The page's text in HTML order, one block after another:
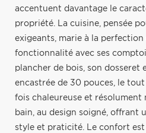
accentuent davantage le
propriété. La cuisine, pensée
exigeants, marie à la
fonctionnalité avec ses
plancher de bois, son dosseret
encastrée de 30 pouces, le
fois chaleureuse et résolument
bain, au design soigné, offrant
style et praticité. Le confort est